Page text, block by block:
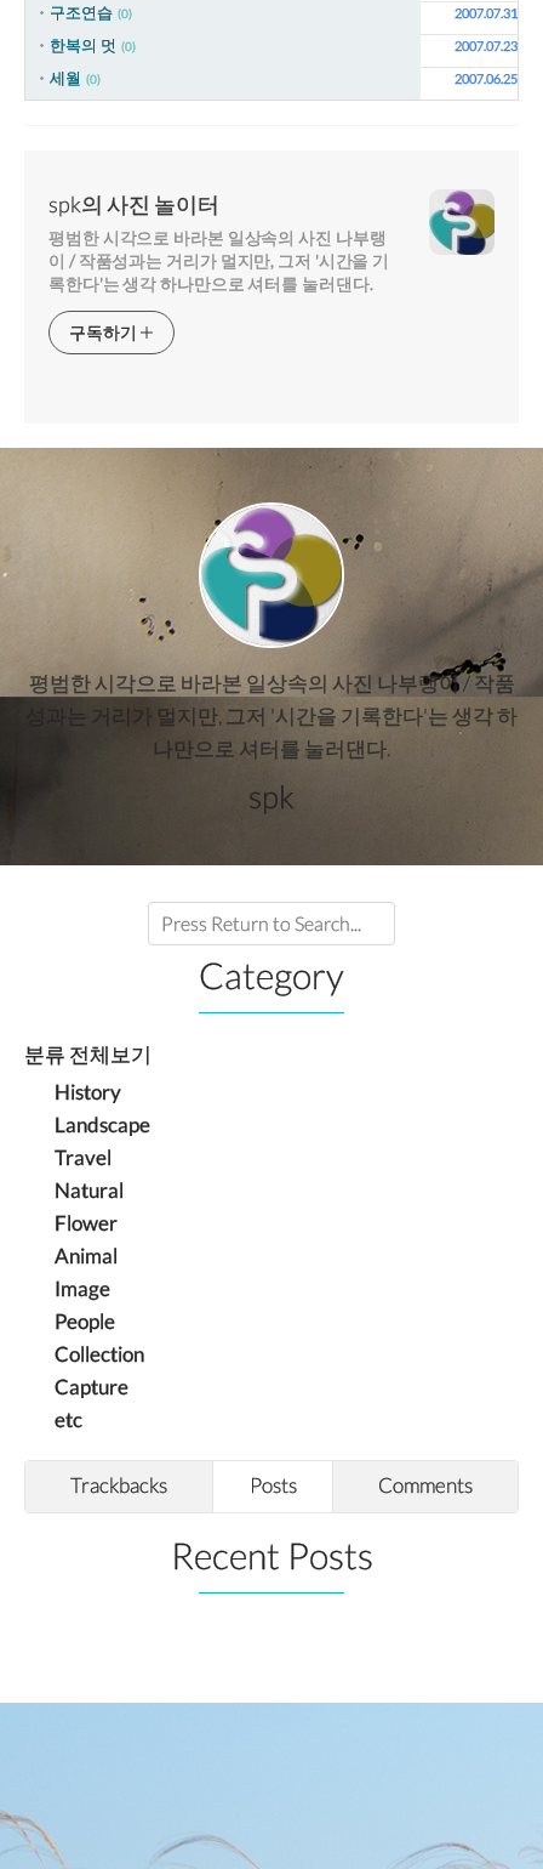
구조연습 (0) 2007.07.31
한복의 멋 (0) 2007.07.23
세월 (0) 2007.06.25
spk의 사진 놀이터
평범한 시각으로 바라본 일상속의 사진 나부랭
이 / 작품성과는 거리가 멀지만, 그저 '시간을 기
록한다'는 생각 하나만으로 셔터를 눌러댄다.
구독하기
평범한 시각으로 바라본 일상속의 사진 나부랭이 / 작품
성과는 거리가 멀지만, 그저 '시간을 기록한다'는 생각 하
나만으로 셔터를 눌러댄다.
spk
Category
분류 전체보기
History
Landscape
Travel
Natural
Flower
Animal
Image
People
Collection
Capture
etc
Trackbacks Posts Comments
Recent Posts